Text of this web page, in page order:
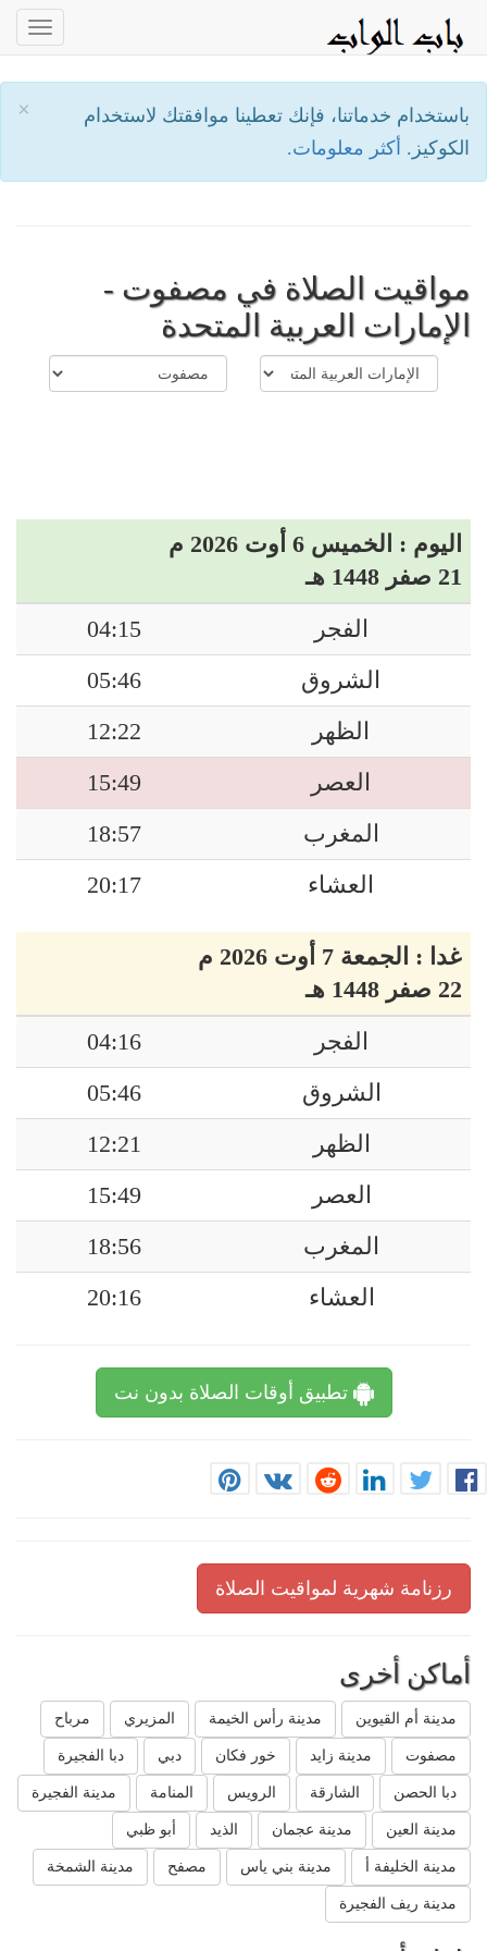
×
باستخدام خدماتنا، فإنك تعطينا موافقتك لاستخدام
الكوكيز. أكثر معلومات.
مواقيت الصلاة في مصفوت -
الإمارات العربية المتحدة
اليوم : الخميس 6 أوت 2026 م
21 صفر 1448 هـ
الفجر
04:15
الشروق
05:46
الظهر
12:22
العصر
15:49
المغرب
18:57
العشاء
20:17
غدا : الجمعة 7 أوت 2026 م
22 صفر 1448 هـ
الفجر
04:16
الشروق
05:46
الظهر
12:21
العصر
15:49
المغرب
18:56
العشاء
20:16
تطبيق أوقات الصلاة بدون نت
رزنامة شهرية لمواقيت الصلاة
أماكن أخرى
مدينة أم القيوين مدينة رأس الخيمة المزيري مرباح
مصفوت مدينة زايد خور فكان دبي دبا الفجيرة
دبا الحصن الشارقة الرويس المنامة مدينة الفجيرة
مدينة العين مدينة عجمان الذيد أبو ظبي
مدينة الخليفة أ مدينة بني ياس مصفح مدينة الشمخة
مدينة ريف الفجيرة